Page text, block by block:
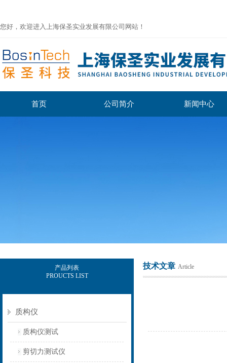
您好，欢迎进入上海保圣实业发展有限公司网站！
首页 公司简介 新闻中心
产品列表
PROUCTS LIST
质构仪
质构仪测试
剪切力测试仪
技术文章 Article